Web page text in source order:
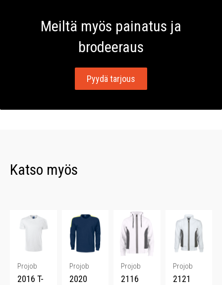
Meiltä myös painatus ja
brodeeraus
Pyydä tarjous
Katso myös
Projob
2016 T-
Projob
2020
Projob
2116
Projob
2121